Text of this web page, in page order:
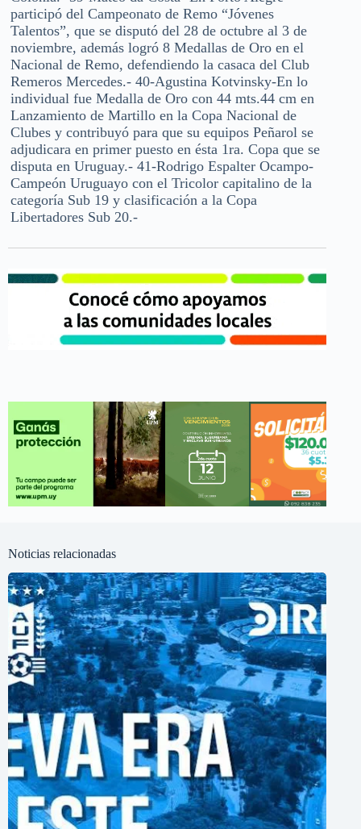
participó del Campeonato de Remo “Jóvenes
Talentos”, que se disputó del 28 de octubre al 3 de
noviembre, además logró 8 Medallas de Oro en el
Nacional de Remo, defendiendo la casaca del Club
Remeros Mercedes.- 40-Agustina Kotvinsky-En lo
individual fue Medalla de Oro con 44 mts.44 cm en
Lanzamiento de Martillo en la Copa Nacional de
Clubes y contribuyó para que su equipos Peñarol se
adjudicara en primer puesto en ésta 1ra. Copa que se
disputa en Uruguay.- 41-Rodrigo Espalter Ocampo-
Campeón Uruguayo con el Tricolor capitalino de la
categoría Sub 19 y clasificación a la Copa
Libertadores Sub 20.-
Noticias relacionadas